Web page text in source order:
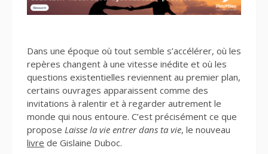
Dans une époque où tout semble s’accélérer, où les
repères changent à une vitesse inédite et où les
questions existentielles reviennent au premier plan,
certains ouvrages apparaissent comme des
invitations à ralentir et à regarder autrement le
monde qui nous entoure. C’est précisément ce que
propose Laisse la vie entrer dans ta vie, le nouveau
livre de Gislaine Duboc.